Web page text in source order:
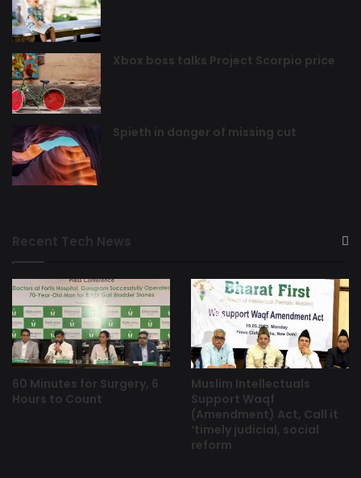
Xbox boss talks Project Scorpio price
Spieth in danger of missing cut
Recent Tech News
60 Minutes for Surgery, 6
Hours to Count
Muslim Intellectuals
Support Waqf
(Amendment) Act, Call it
‘timely judicial, social
reform